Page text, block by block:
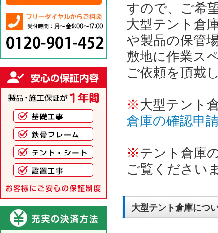
すので、ご希
大型テント倉
や製品の保管
敷地に作業ス
ご依頼を頂戴
※大型テント
倉庫の確認申
※テント倉庫
ご覧ください
大型テント倉庫につ